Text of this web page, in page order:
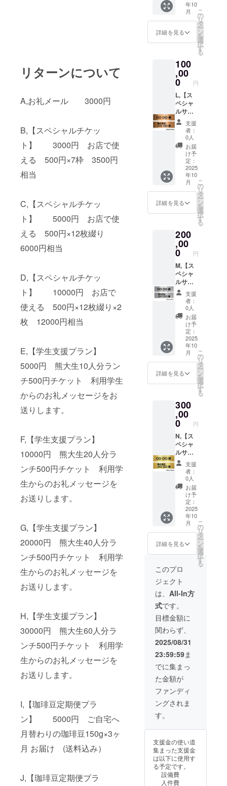
リターンについて
A,お礼メール 3000円
B,【スペシャルチケッ
ト】 3000円 お店で使
える 500円×7枠 3500円
相当
C,【スペシャルチケッ
ト】 5000円 お店で使
える 500円×12枚綴り
6000円相当
D,【スペシャルチケッ
ト】 10000円 お店で
使える 500円×12枚綴り×2
枚 12000円相当
E,【学生支援プラン】
5000円 熊大生10人分ラン
チ500円チケット 利用学生
からのお礼メッセージをお
送りします。
F,【学生支援プラン】
10000円 熊大生20人分ラ
ンチ500円チケット 利用学
生からのお礼メッセージを
お送りします。
G,【学生支援プラン】
20000円 熊大生40人分ラ
ンチ500円チケット 利用学
生からのお礼メッセージを
お送りします。
H,【学生支援プラン】
30000円 熊大生60人分ラ
ンチ500円チケット 利用学
生からのお礼メッセージを
お送りします。
I,【珈琲豆定期便プラ
ン】 5000円 ご自宅へ
月替わりの珈琲豆150g×3ヶ
月 お届け (送料込み）
J,【珈琲豆定期便プラ
は、抽
出方法
また
は、
挽き、
粗挽き
をお教
えくだ
さい。
毎月中
旬（予
定） ・
送料込
先住所
※「挽き
豆」又
は
「豆」
をお選
びくだ
さい。
「挽き
豆」を
ご希望
の方
は、抽
出方法
また
は、
粗挽き
をお教
えくだ
さい。
（月替
わりで
150g×2
セッ
ト,）を
6ヶ月連
届けし
ます。
・内
容：月
替わり
スペ
シャル
ティ珈
琲 各
150g×2
セット
（合計
1800g
） ・
発送時
期：毎
月中旬
（予
定） ・
送料込
欄に ※
お届け
先住所
※「挽き
豆」又
は
「豆」
をお選
びくだ
さい。
「挽き
豆」を
ご希望
の方
は、抽
出方法
また
は、
き、中
挽き、
粗挽き
をお教
えくだ
さい。
年10
月
詳細を見る
こ
の
リ
タ
ー
ン
を
選
択
す
る
100
,00
0 円
L,【ス
ペシャ
ルサ
ポー
ターブ
ロン
ズ】お
名前を
店内に
掲示い
たしま
す（希
望者の
み、企
業名も
OK） ・
メール
※掲載期
間；
2025年
10月上
旬〜
2026年
10月末
日 ※掲
載方
法；文
字のみ
※サイ
ズ
128mm
×36mm
備考欄
に ※掲
載希望
の有無
の方は
掲載す
る「お
名前」
「企業
名」を
ご記入
くださ
い。
支援
者：
0人
お届
け予
定：
2025
年10
月
詳細を見る
こ
の
リ
タ
ー
ン
を
選
択
す
る
200
,00
0 円
M,【ス
ペシャ
ルサ
ポー
ターシ
バー】
お名前
を店内
に掲示
いたし
ます
（希望
者の
み、企
業名も
お礼の
メール
※掲載期
間；
2025年
10月上
旬〜
2026年
10月末
日 ※掲
載方
法；文
字のみ
※サイ
ズ
128mm
×36mm
備考欄
に ※掲
載希望
の有無
※ご希望
の方は
掲載す
る「お
名前」
「企業
名」を
ご記入
くださ
い。
支援
者：
0人
お届
け予
定：
2025
年10
月
詳細を見る
こ
の
リ
タ
ー
ン
を
選
択
す
る
300
,00
0 円
N,【ス
ペシャ
ルサ
ポー
ター
ゴール
ド】お
名前を
店内に
掲示い
たしま
す（希
望者の
み、企
業名も
OK） ・
お礼の
メール
※掲載期
間；
2025年
10月上
旬〜
2026年
10月末
日 ※掲
載方
法；文
字のみ
※サイ
ズ
128mm
×36mm
備考欄
の有無
の方は
掲載す
る「お
名前」
「企業
支援
者：
0人
お届
け予
定：
2025
年10
月
詳細を見る
こ
の
リ
タ
ー
ン
を
選
択
す
る
このプロ
ジェクト
は、 All-In方
式です。
目標金額に
関わらず、
2025/08/31
23:59:59ま
でに集まっ
た金額が
ファンディ
ングされま
す。
支援金の使い道
集まった支援金
は以下に使用す
る予定です。
設備費
人件費